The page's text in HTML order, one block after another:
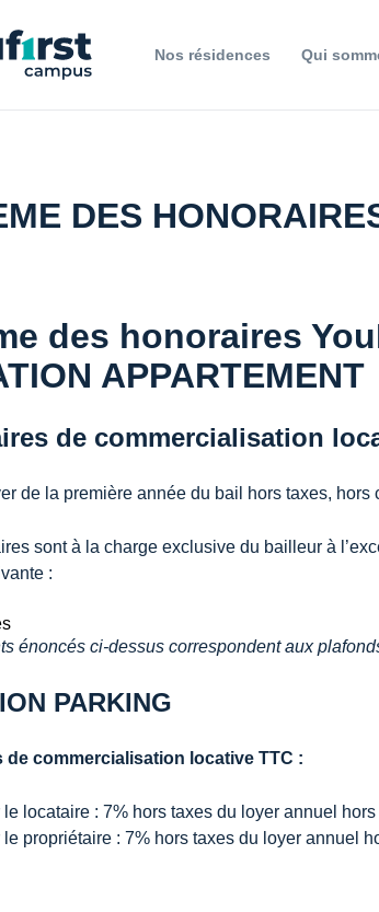
Nos résidences Qui
DES
des honoraires
APPARTEMENT
de commercialisation
de la première année du bail hors taxes,
sont à la charge exclusive du bailleur à
:
énoncés ci-dessus correspondent aux
PARKING
de commercialisation locative TTC :
le locataire : 7% hors taxes du loyer annuel
le propriétaire : 7% hors taxes du loyer annuel